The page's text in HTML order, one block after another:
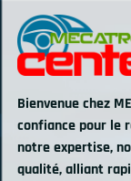
Bienvenue chez
confiance pour le
notre expertise,
qualité, alliant